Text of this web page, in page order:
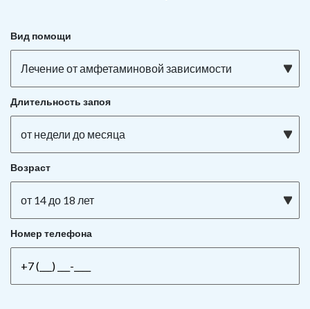
Вид помощи
Лечение от амфетаминовой зависимости
Длительность запоя
от недели до месяца
Возраст
от 14 до 18 лет
Номер телефона